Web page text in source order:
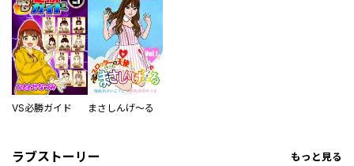
VS必勝ガイド まさしんげ～る
ラブストーリー もっと見る